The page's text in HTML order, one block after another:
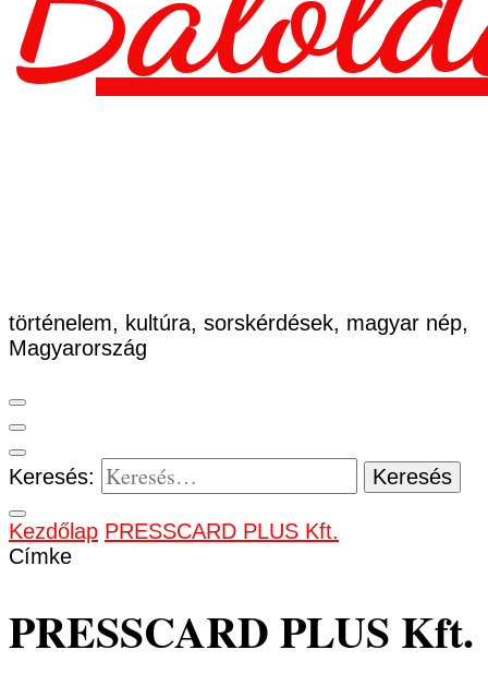
történelem, kultúra, sorskérdések, magyar nép,
Magyarország
Keresés:
Kezdőlap PRESSCARD PLUS Kft.
Címke
PRESSCARD PLUS Kft.